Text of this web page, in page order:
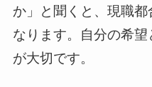
か」と聞くと、現職都
なります。自分の希
が大切です。